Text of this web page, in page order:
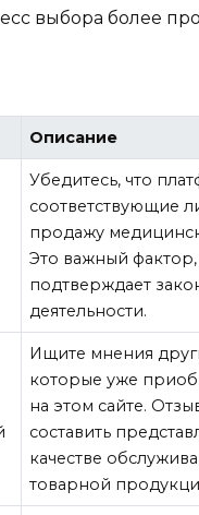
выбора более
Описание
Убедитесь, что
соответствующие
продажу
Это важный
подтверждает
деятельности.
Ищите мнения
которые уже
на этом сайте.
составить
качестве
товарной